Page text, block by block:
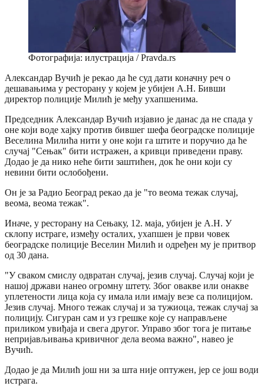
Фотографија: илустрација / Pravda.rs
Александар Вучић је рекао да ће суд дати коначну реч о
дешавањима у ресторану у којем је убијен А.Н. Бивши
директор полиције Милић је међу ухапшенима.
Председник Александар Вучић изјавио је данас да не спада у
оне који воде хајку против бившег шефа београдске полиције
Веселина Милића нити у оне који га штите и поручио да ће
случај "Сењак" бити истражен, а кривци приведени праву.
Додао је да нико неће бити заштићен, док ће они који су
невини бити ослобођени.
Он је за Радио Београд рекао да је "то веома тежак случај,
веома, веома тежак".
Иначе, у ресторану на Сењаку, 12. маја, убијен је А.Н. У
склопу истраге, између осталих, ухапшен је први човек
београдске полиције Веселин Милић и одређен му је притвор
од 30 дана.
"У сваком смислу одвратан случај, језив случај. Случај који је
нашој држави нанео огромну штету. Због овакве или онакве
уплетености лица која су имала или имају везе са полицијом.
Језив случај. Много тежак случај и за тужиоца, тежак случај за
полицију. Сигуран сам и уз грешке које су направљене
приликом увиђаја и свега другог. Управо због тога је питање
непријављивања кривичног дела веома важно", навео је
Вучић.
Додао је да Милић још ни за шта није оптужен, јер се још води
истрага.